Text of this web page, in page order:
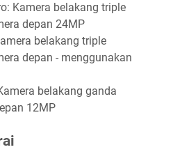
Kamera belakang triple
depan 24MP
belakang triple
depan - menggunakan
belakang ganda
12MP